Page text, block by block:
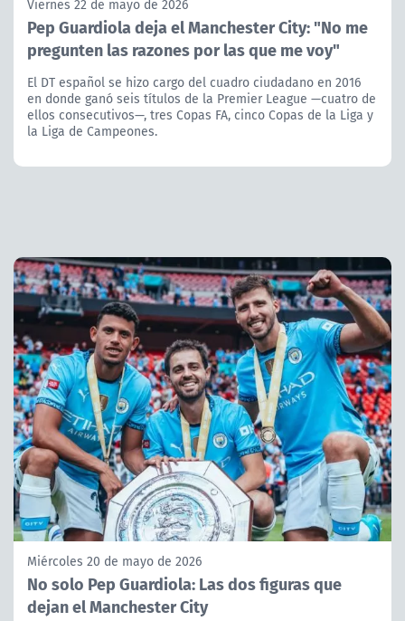
Viernes 22 de mayo de 2026
Pep Guardiola deja el Manchester City: "No me
pregunten las razones por las que me voy"
El DT español se hizo cargo del cuadro ciudadano en 2016
en donde ganó seis títulos de la Premier League —cuatro de
ellos consecutivos—, tres Copas FA, cinco Copas de la Liga y
la Liga de Campeones.
Miércoles 20 de mayo de 2026
No solo Pep Guardiola: Las dos figuras que
dejan el Manchester City